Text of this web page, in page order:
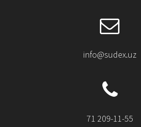
info@sudex.uz
71 209-11-55